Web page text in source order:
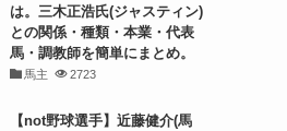
は。三木正浩氏(ジャスティン)
との関係・種類・本業・代表
馬・調教師を簡単にまとめ。
馬主 2723
【not野球選手】近藤健介(馬